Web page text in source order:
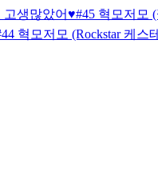
고생많았어♥#45 혁모저모
혁모저모 (Rockstar 케스